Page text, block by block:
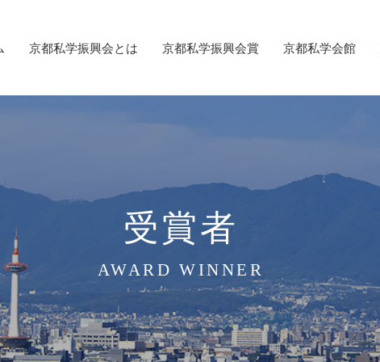
京都私学振興会とは 京都私学振興会賞 京都私学会館
受賞者
AWARD WINNER